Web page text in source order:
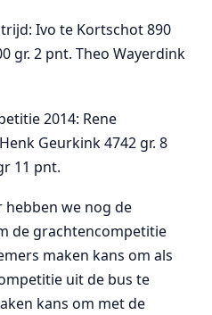
Ivo te Kortschot 890
gr. 2 pnt. Theo Wayerdink
2014: Rene
Geurkink 4742 gr. 8
11 pnt.
we nog de
de grachtencompetitie
maken kans om als
uit de bus te
kans om met de